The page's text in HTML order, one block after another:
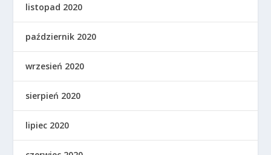
listopad 2020
październik 2020
wrzesień 2020
sierpień 2020
lipiec 2020